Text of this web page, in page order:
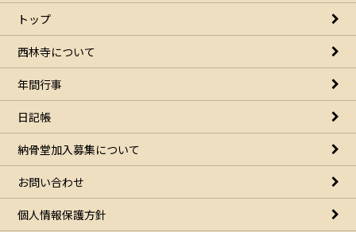
トップ
西林寺について
年間行事
日記帳
納骨堂加入募集について
お問い合わせ
個人情報保護方針